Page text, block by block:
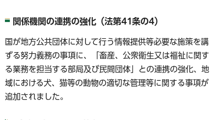
関係機関の連携の強化（法第41条の4）
国が地方公共団体に対して行う情報提供等必要な施策を講
ずる努力義務の事項に、「畜産、公衆衛生又は福祉に関す
る業務を担当する部局及び民間団体」との連携の強化、地
域における犬、猫等の動物の適切な管理等に関する事項が
追加されました。